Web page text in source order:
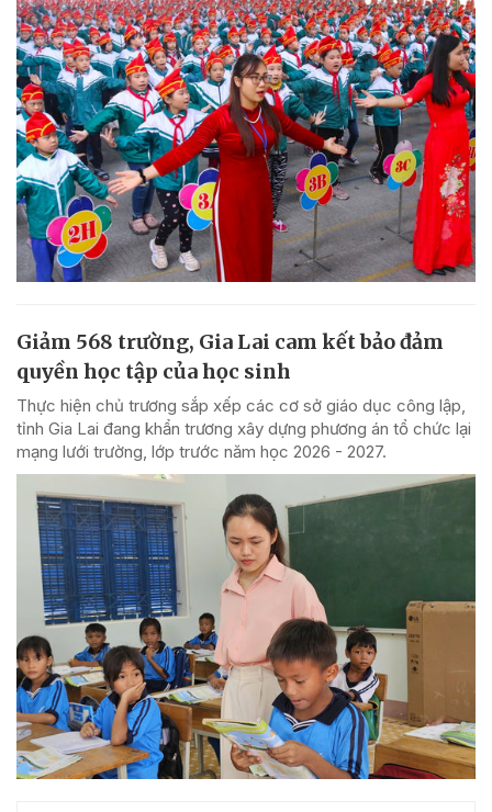
Giảm 568 trường, Gia Lai cam kết bảo đảm
quyền học tập của học sinh
Thực hiện chủ trương sắp xếp các cơ sở giáo dục công lập,
tỉnh Gia Lai đang khẩn trương xây dựng phương án tổ chức lại
mạng lưới trường, lớp trước năm học 2026 - 2027.